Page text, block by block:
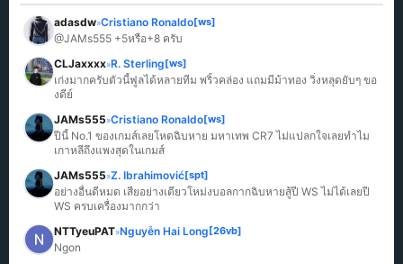
adasdw»Cristiano Ronaldo[ws]
@JAMs555 +5หรือ+8 ครับ
CLJaxxxx»R. Sterling[ws]
เก่งมากครับตัวนี้ฟูลได้หลายทีม พริ้วคล่อง แถมมีม้าทอง วิ่งหลุดยับๆ ขอ
งดีย์
JAMs555»Cristiano Ronaldo[ws]
ปีนี้ No.1 ของเกมส์เลยโหดฉิบหาย มหาเทพ CR7 ไม่แปลกใจเลยทำไม
เกาหลีถึงแพงสุดในเกมส์
JAMs555»Z. Ibrahimović[spt]
อย่างอื่นดีหมด เสียอย่างเดียวโหม่งบอลกากฉิบหายสู้ปี WS ไม่ได้เลยปี
WS ครบเครื่องมากกว่า
NTTyeuPAT»Nguyễn Hai Long [26vb]
Ngon